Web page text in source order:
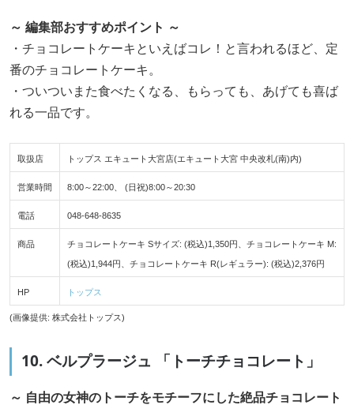
～ 編集部おすすめポイント ～
・チョコレートケーキといえばコレ！と言われるほど、定
番のチョコレートケーキ。
・ついついまた食べたくなる、もらっても、あげても喜ば
れる一品です。
取扱店 トップス エキュート大宮店(エキュート大宮 中央改札(南)内)
営業時間 8:00～22:00、 (日祝)8:00～20:30
電話 048-648-8635
商品 チョコレートケーキ Sサイズ: (税込)1,350円、チョコレートケーキ M:
(税込)1,944円、チョコレートケーキ R(レギュラー): (税込)2,376円
HP トップス
(画像提供: 株式会社トップス)
10. ベルプラージュ 「トーチチョコレート」
～ 自由の女神のトーチをモチーフにした絶品チョコレート